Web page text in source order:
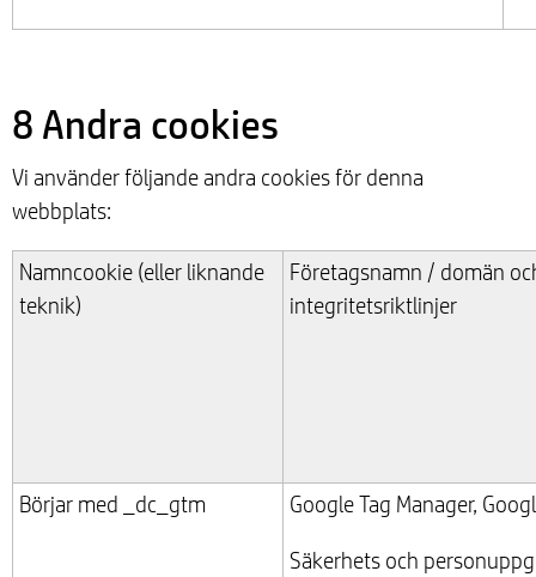
8 Andra cookies
Vi använder följande andra cookies för denna
webbplats:
Namncookie (eller liknande
teknik)
Företagsnamn / domän
integritetsriktlinjer
Börjar med _dc_gtm
Google Tag Manager,
Säkerhets och